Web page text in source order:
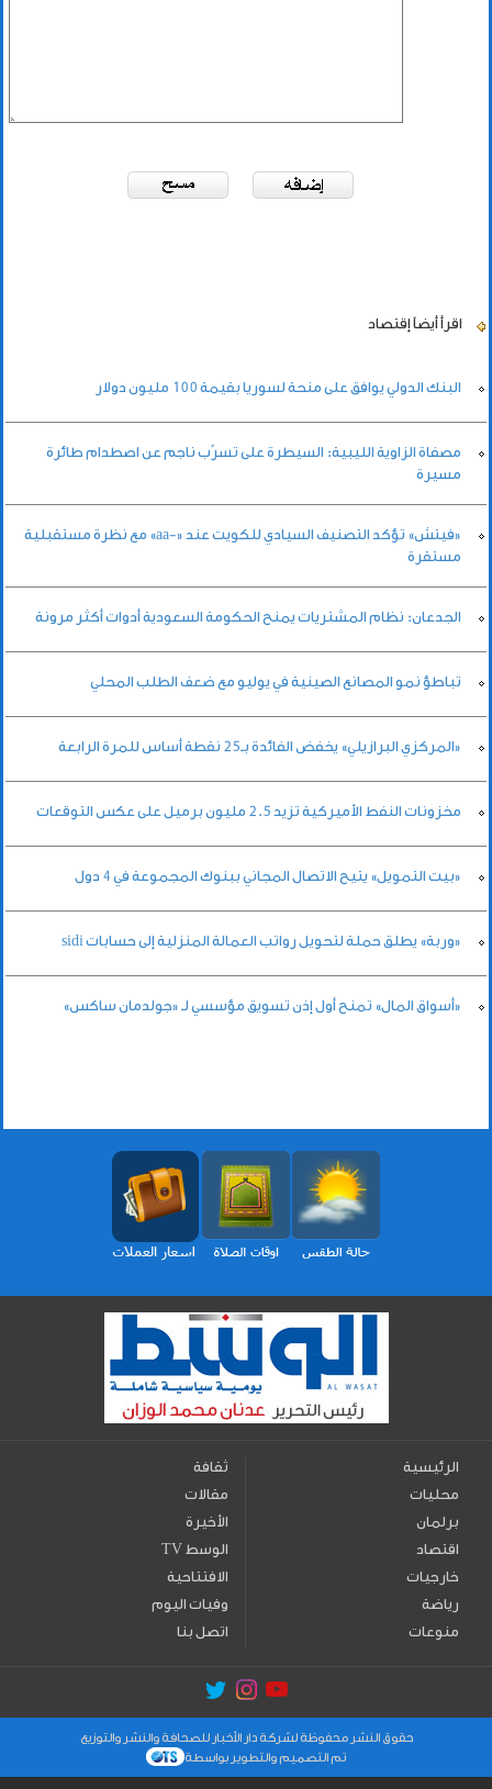
اقرأ أيضاً إقتصاد
البنك الدولي يوافق على منحة لسوريا بقيمة 100 مليون دولار
مصفاة الزاوية الليبية: السيطرة على تسرّب ناجم عن اصطدام طائرة
مسيرة
«فيتش» تؤكد التصنيف السيادي للكويت عند «-aa» مع نظرة مستقبلية
مستقرة
الجدعان: نظام المشتريات يمنح الحكومة السعودية أدوات أكثر مرونة
تباطؤ نمو المصانع الصينية في يوليو مع ضعف الطلب المحلي
«المركزي البرازيلي» يخفض الفائدة بـ25 نقطة أساس للمرة الرابعة
مخزونات النفط الأميركية تزيد 2.5 مليون برميل على عكس التوقعات
«بيت التمويل» يتيح الاتصال المجاني ببنوك المجموعة في 4 دول
«وربة» يطلق حملة لتحويل رواتب العمالة المنزلية إلى حسابات sidi
«أسواق المال» تمنح أول إذن تسويق مؤسسي لـ «جولدمان ساكس»
الرئيسية
محليات
برلمان
اقتصاد
خارجيات
رياضة
منوعات
ثقافة
مقالات
الأخيرة
TV الوسط
الافتتاحية
وفيات اليوم
اتصل بنا
حقوق النشر محفوظة لشركة دار الأخبار للصحافة والنشر والتوزيع
تم التصميم والتطوير بواسطة